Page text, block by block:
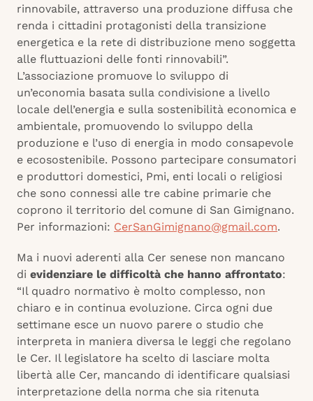
rinnovabile, attraverso una produzione diffusa che
renda i cittadini protagonisti della transizione
energetica e la rete di distribuzione meno soggetta
alle fluttuazioni delle fonti rinnovabili”.
L’associazione promuove lo sviluppo di
un’economia basata sulla condivisione a livello
locale dell’energia e sulla sostenibilità economica e
ambientale, promuovendo lo sviluppo della
produzione e l’uso di energia in modo consapevole
e ecosostenibile. Possono partecipare consumatori
e produttori domestici, Pmi, enti locali o religiosi
che sono connessi alle tre cabine primarie che
coprono il territorio del comune di San Gimignano.
Per informazioni: CerSanGimignano@gmail.com.
Ma i nuovi aderenti alla Cer senese non mancano
di evidenziare le difficoltà che hanno affrontato:
“Il quadro normativo è molto complesso, non
chiaro e in continua evoluzione. Circa ogni due
settimane esce un nuovo parere o studio che
interpreta in maniera diversa le leggi che regolano
le Cer. Il legislatore ha scelto di lasciare molta
libertà alle Cer, mancando di identificare qualsiasi
interpretazione della norma che sia ritenuta